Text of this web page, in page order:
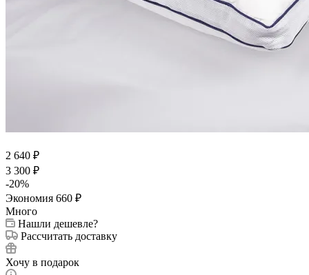
2 640 ₽
3 300 ₽
-20%
Экономия 660 ₽
Много
Нашли дешевле?
Рассчитать доставку
Хочу в подарок